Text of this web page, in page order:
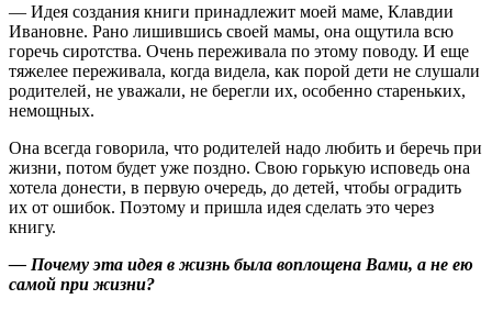
— Идея создания книги принадлежит моей маме, Клавдии
Ивановне. Рано лишившись своей мамы, она ощутила всю
горечь сиротства. Очень переживала по этому поводу. И еще
тяжелее переживала, когда видела, как порой дети не слушали
родителей, не уважали, не берегли их, особенно стареньких,
немощных.
Она всегда говорила, что родителей надо любить и беречь при
жизни, потом будет уже поздно. Свою горькую исповедь она
хотела донести, в первую очередь, до детей, чтобы оградить
их от ошибок. Поэтому и пришла идея сделать это через
книгу.
— Почему эта идея в жизнь была воплощена Вами, а не ею
самой при жизни?